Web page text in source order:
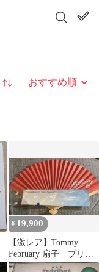
並び替え
¥ 19,900
【激レア】Tommy
February 扇子 ブリリ
アントグリーン 未開